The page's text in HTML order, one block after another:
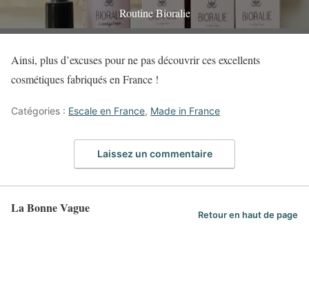
Routine Bioralie
Ainsi, plus d’excuses pour ne pas découvrir ces excellents
cosmétiques fabriqués en France !
Catégories : Escale en France, Made in France
Laissez un commentaire
La Bonne Vague Retour en haut de page